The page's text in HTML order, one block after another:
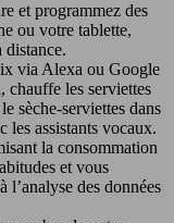
et programmez des
ou votre tablette,
distance.
via Alexa ou Google
chauffe les serviettes
sèche-serviettes dans
les assistants vocaux.
la consommation
et vous
l’analyse des données